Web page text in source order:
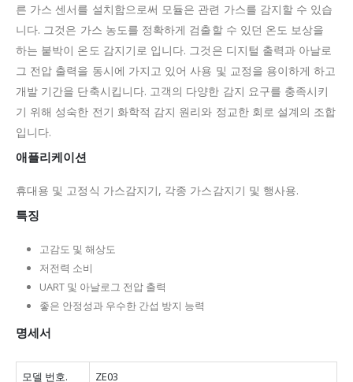
른 가스 센서를 설치함으로써 모듈은 관련 가스를 감지할 수 있습
니다. 그것은 가스 농도를 정확하게 검출할 수 있던 온도 보상을
하는 붙박이 온도 감지기로 입니다. 그것은 디지털 출력과 아날로
그 전압 출력을 동시에 가지고 있어 사용 및 교정을 용이하게 하고
개발 기간을 단축시킵니다. 고객의 다양한 감지 요구를 충족시키
기 위해 성숙한 전기 화학적 감지 원리와 정교한 회로 설계의 조합
입니다.
애플리케이션
휴대용 및 고정식 가스감지기, 각종 가스감지기 및 행사용.
특징
고감도 및 해상도
저전력 소비
UART 및 아날로그 전압 출력
좋은 안정성과 우수한 간섭 방지 능력
명세서
모델 번호. ZE03